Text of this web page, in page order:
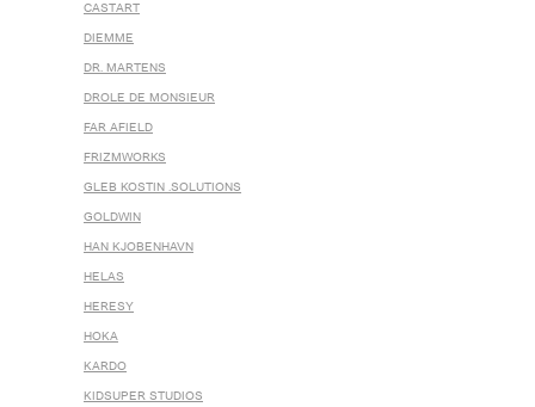
CASTART
DIEMME
DR. MARTENS
DROLE DE MONSIEUR
FAR AFIELD
FRIZMWORKS
GLEB KOSTIN .SOLUTIONS
GOLDWIN
HAN KJOBENHAVN
HELAS
HERESY
HOKA
KARDO
KIDSUPER STUDIOS